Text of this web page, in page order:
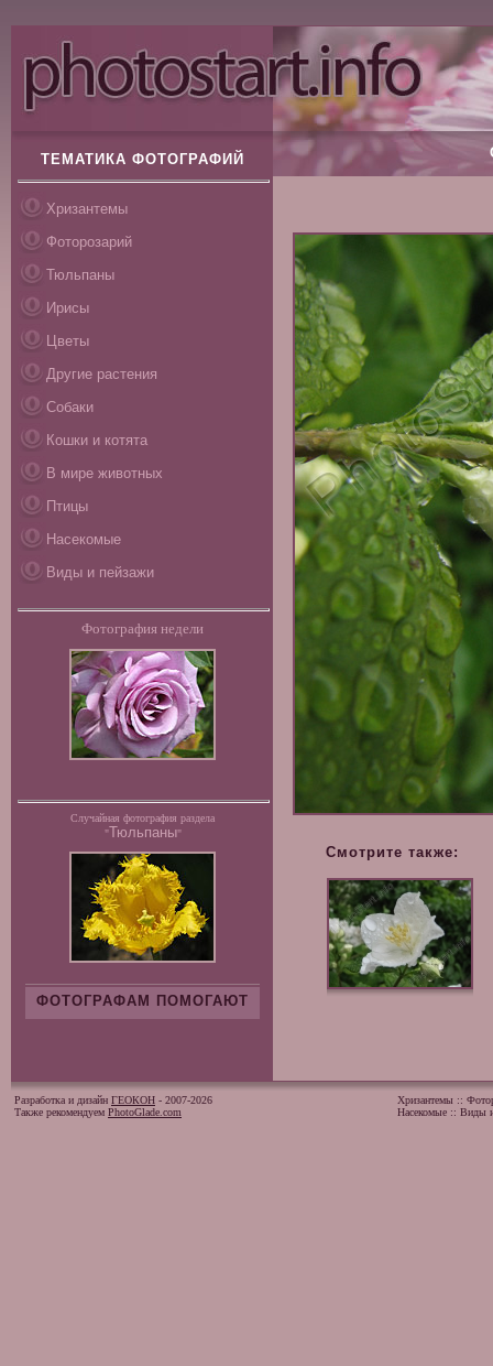
ТЕМАТИКА ФОТОГРАФИЙ
Хризантемы
Фоторозарий
Тюльпаны
Ирисы
Цветы
Другие растения
Собаки
Кошки и котята
В мире животных
Птицы
Насекомые
Виды и пейзажи
Фотография недели
Случайная фотография раздела
"Тюльпаны"
ФОТОГРАФАМ ПОМОГАЮТ
Смотрите также:
Разработка и дизайн ГЕОКОН - 2007-2026
Также рекомендуем PhotoGlade.com
Хризантемы ::
Насекомые :: Виды